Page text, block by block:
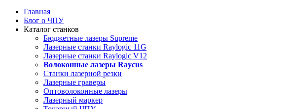
Главная
Блог о ЧПУ
Каталог станков
Бюджетные лазеры Supreme
Лазерные станки Raylogic 11G
Лазерные станки Raylogic V12
Волоконные лазеры Raycus
Станки лазерной резки
Лазерные граверы
Оптоволоконные лазеры
Лазерный маркер